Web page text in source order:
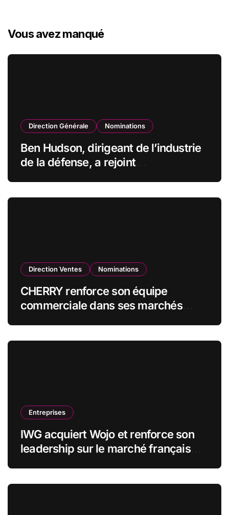
Vous avez manqué
Direction Générale Nominations
Ben Hudson, dirigeant de l’industrie
de la défense, a rejoint
Direction Ventes Nominations
CHERRY renforce son équipe
commerciale dans ses marchés
Entreprises
IWG acquiert Wojo et renforce son
leadership sur le marché français